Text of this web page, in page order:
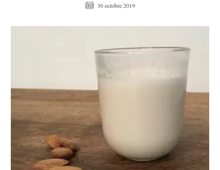
30 octobre 2019